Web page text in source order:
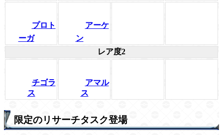
プロト
ーガ
アーケ
ン
レア度2
チゴラ
ス
アマル
ス
限定のリサーチタスク登場